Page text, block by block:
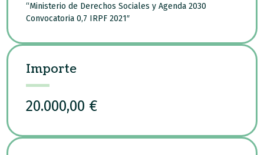
“Ministerio de Derechos Sociales y Agenda 2030
Convocatoria 0,7 IRPF 2021″
Importe
20.000,00 €